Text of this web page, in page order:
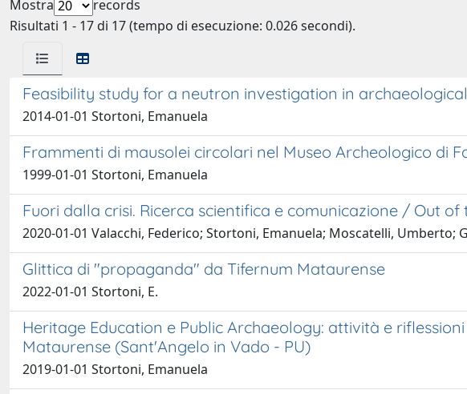
Mostra
records
Risultati 1 - 17 di 17 (tempo di esecuzione: 0.026 secondi).
Feasibility study for a neutron investigation in
2014-01-01 Stortoni, Emanuela
Frammenti di mausolei circolari nel Museo Archeologico di
1999-01-01 Stortoni, Emanuela
Fuori dalla crisi. Ricerca scientifica e comunicazione / Out
2020-01-01 Valacchi, Federico; Stortoni, Emanuela; Moscatelli, Umberto;
Glittica di "propaganda" da Tifernum Mataurense
2022-01-01 Stortoni, E.
Heritage Education e Public Archaeology: attività e
Mataurense (Sant'Angelo in Vado - PU)
2019-01-01 Stortoni, Emanuela